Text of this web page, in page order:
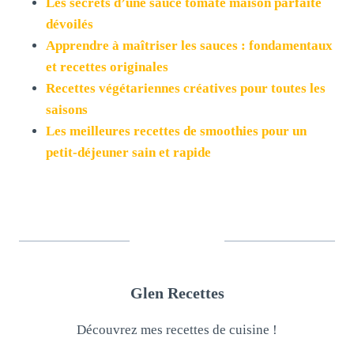
dévoilés
Apprendre à maîtriser les sauces : fondamentaux
et recettes originales
Recettes végétariennes créatives pour toutes les
saisons
Les meilleures recettes de smoothies pour un
petit-déjeuner sain et rapide
Glen Recettes
Découvrez mes recettes de cuisine !